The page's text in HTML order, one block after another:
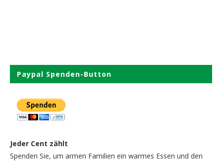
Paypal Spenden-Button
Jeder Cent zählt
Spenden Sie, um armen Familien ein warmes Essen und den